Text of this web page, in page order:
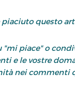
piaciuto questo
"mi piace" o
e le vostre
nei commenti